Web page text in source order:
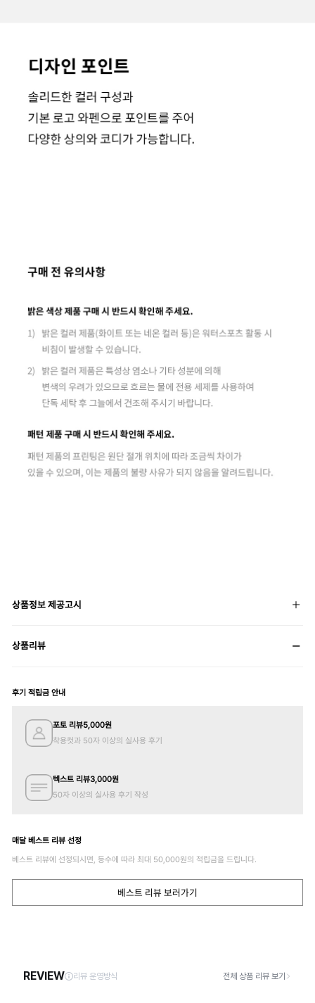
상품정보 제공고시
상품리뷰
후기 적립금 안내
포토 리뷰5,000원
착용컷과 50자 이상의 실사용 후기
텍스트 리뷰3,000원
50자 이상의 실사용 후기 작성
매달 베스트 리뷰 선정
베스트 리뷰에 선정되시면, 등수에 따라 최대 50,000원의 적립금을 드립니다.
베스트 리뷰 보러가기